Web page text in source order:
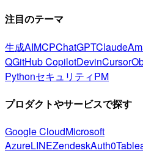
注目のテーマ
生成AIMCPChatGPTClaude
QGitHub CopilotDevinCursor
PythonセキュリティPM
プロダクトやサービスで探す
Google CloudMicrosoft
AzureLINEZendeskAuth0